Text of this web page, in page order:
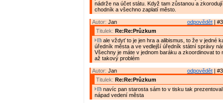
nádrže na účet státu. Když tam zůstanou a
chodník a všechno zaplatí město.
odpovědět |
Autor: Jan
Titulek: Re:Re:Průzkum
ale vždyť to je jen hra a alibismus, to že v jedné
úředník města a ve vedlejší úředník státní správy
Všechny je máte v jednom baráku a zkoordinovat to
až takový problém
odpovědět |
Autor: Jan
Titulek: Re:Re:Průzkum
navíc pan starosta sám to v tisku tak
nápad vedení města